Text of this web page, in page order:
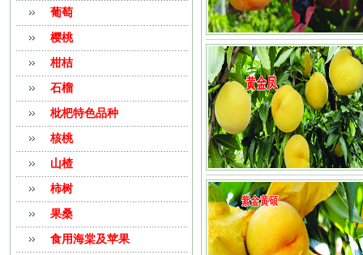
葡萄
樱桃
柑桔
石榴
枇杷特色品种
核桃
山楂
柿树
果桑
食用海棠及苹果